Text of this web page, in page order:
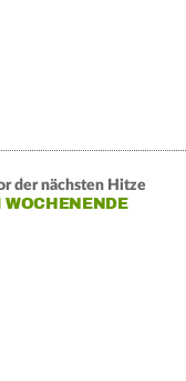
der nächsten Hitze